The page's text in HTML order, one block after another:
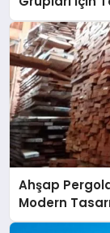
Ahşap
Modern